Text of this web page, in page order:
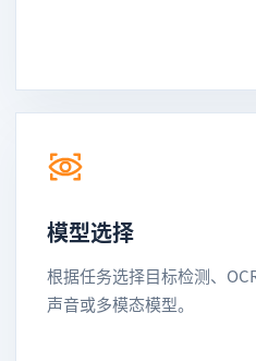
模型选择
根据任务选择目标检测、
声音或多模态模型。